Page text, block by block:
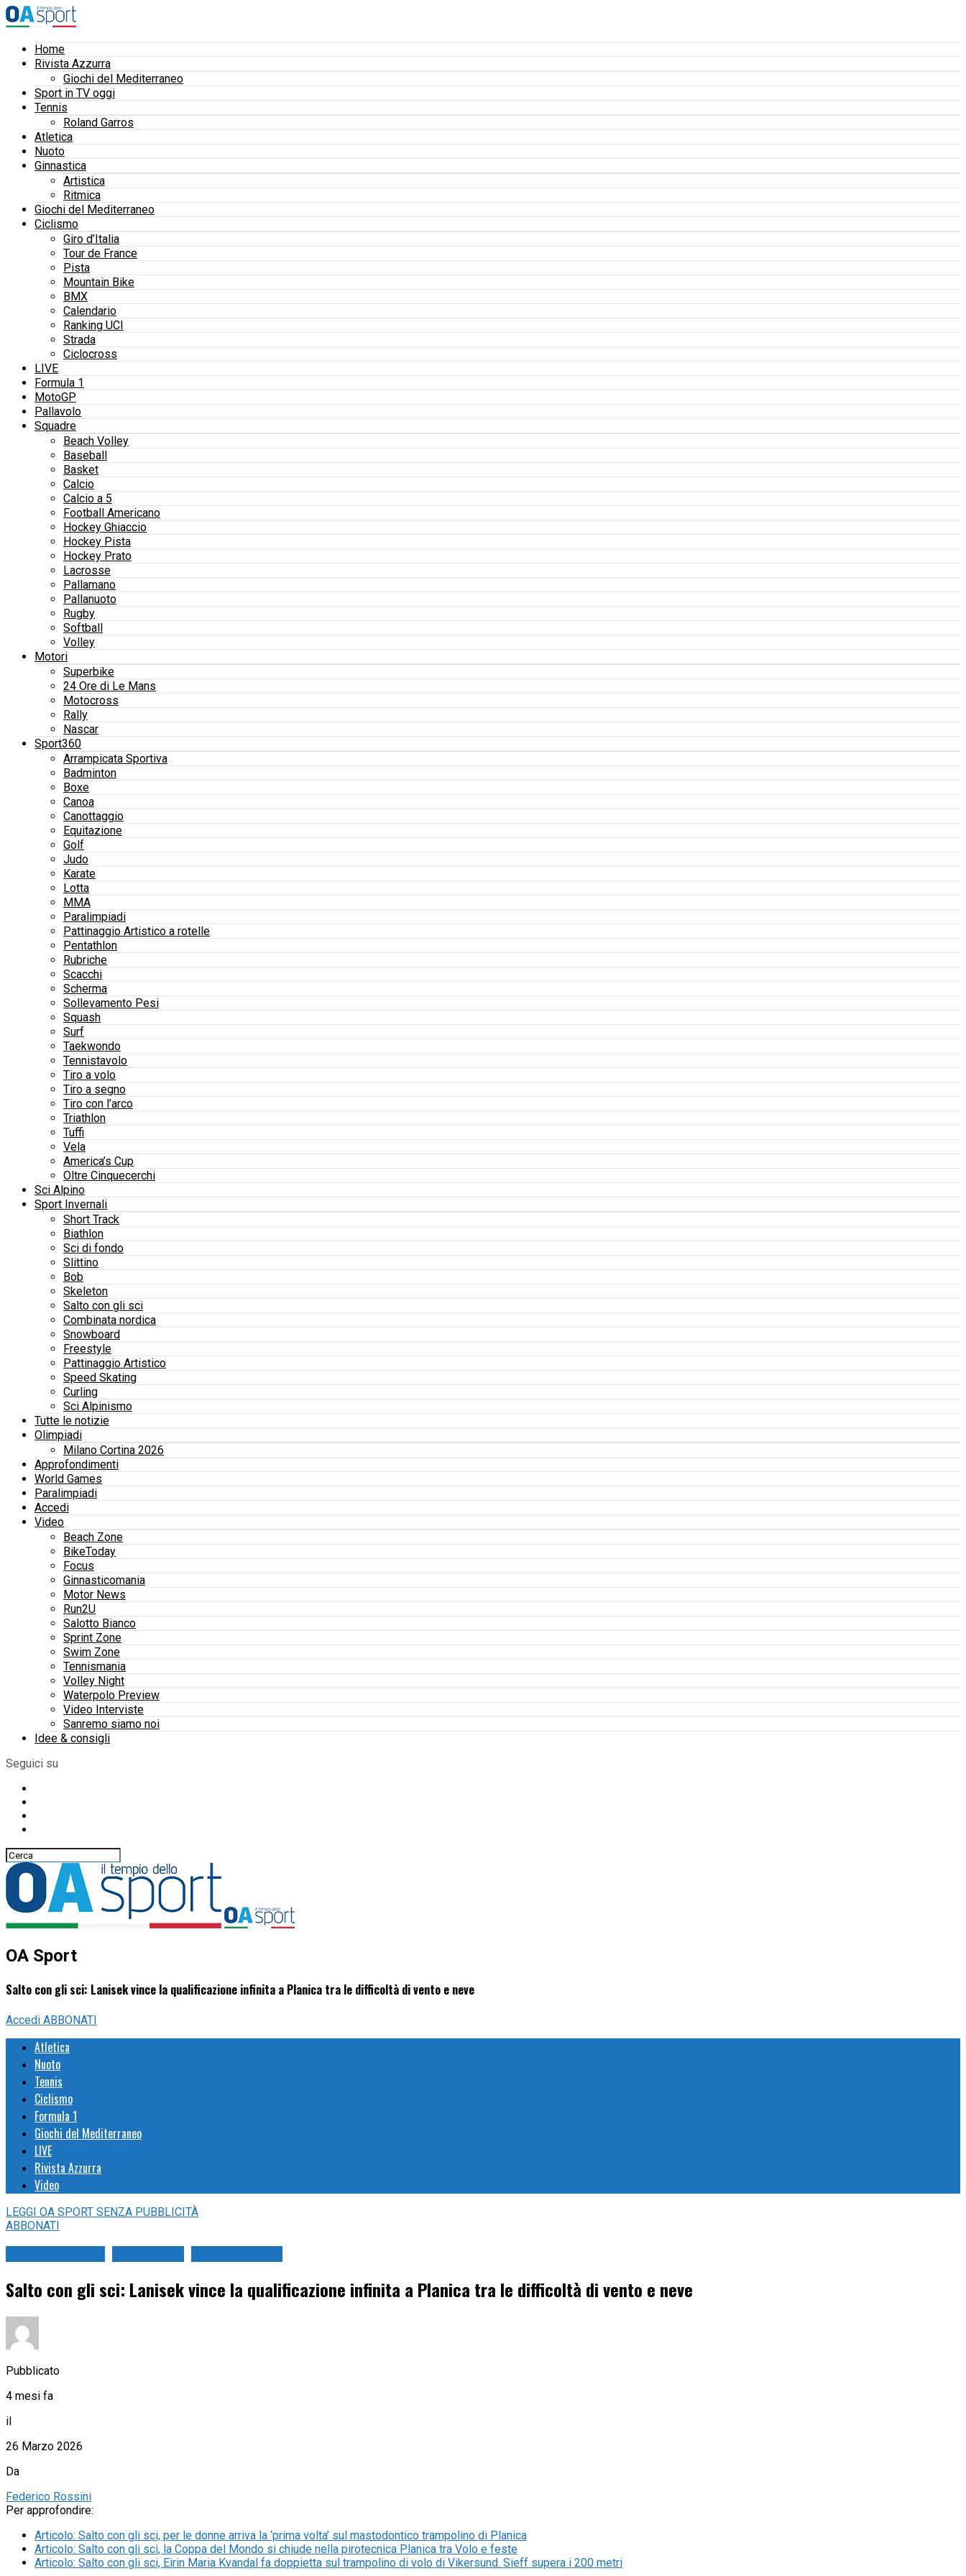
Home
Rivista Azzurra
Giochi del Mediterraneo
Sport in TV oggi
Tennis
Roland Garros
Atletica
Nuoto
Ginnastica
Artistica
Ritmica
Giochi del Mediterraneo
Ciclismo
Giro d’Italia
Tour de France
Pista
Mountain Bike
BMX
Calendario
Ranking UCI
Strada
Ciclocross
LIVE
Formula 1
MotoGP
Pallavolo
Squadre
Beach Volley
Baseball
Basket
Calcio
Calcio a 5
Football Americano
Hockey Ghiaccio
Hockey Pista
Hockey Prato
Lacrosse
Pallamano
Pallanuoto
Rugby
Softball
Volley
Motori
Superbike
24 Ore di Le Mans
Motocross
Rally
Nascar
Sport360
Arrampicata Sportiva
Badminton
Boxe
Canoa
Canottaggio
Equitazione
Golf
Judo
Karate
Lotta
MMA
Paralimpiadi
Pattinaggio Artistico a rotelle
Pentathlon
Rubriche
Scacchi
Scherma
Sollevamento Pesi
Squash
Surf
Taekwondo
Tennistavolo
Tiro a volo
Tiro a segno
Tiro con l’arco
Triathlon
Tuffi
Vela
America’s Cup
Oltre Cinquecerchi
Sci Alpino
Sport Invernali
Short Track
Biathlon
Sci di fondo
Slittino
Bob
Skeleton
Salto con gli sci
Combinata nordica
Snowboard
Freestyle
Pattinaggio Artistico
Speed Skating
Curling
Sci Alpinismo
Tutte le notizie
Olimpiadi
Milano Cortina 2026
Approfondimenti
World Games
Paralimpiadi
Accedi
Video
Beach Zone
BikeToday
Focus
Ginnasticomania
Motor News
Run2U
Salotto Bianco
Sprint Zone
Swim Zone
Tennismania
Volley Night
Waterpolo Preview
Video Interviste
Sanremo siamo noi
Idee & consigli
Seguici su
OA Sport
Salto con gli sci: Lanisek vince la qualificazione infinita a Planica tra le difficoltà di vento e neve
Accedi ABBONATI
Atletica
Nuoto
Tennis
Ciclismo
Formula 1
Giochi del Mediterraneo
LIVE
Rivista Azzurra
Video
LEGGI OA SPORT SENZA PUBBLICITÀ
ABBONATI
Salto con gli sci: Lanisek vince la qualificazione infinita a Planica tra le difficoltà di vento e neve
Pubblicato
4 mesi fa
il
26 Marzo 2026
Da
Federico Rossini
Per approfondire:
Articolo: Salto con gli sci, per le donne arriva la ‘prima volta’ sul mastodontico trampolino di Planica
Articolo: Salto con gli sci, la Coppa del Mondo si chiude nella pirotecnica Planica tra Volo e feste
Articolo: Salto con gli sci, Eirin Maria Kvandal fa doppietta sul trampolino di volo di Vikersund. Sieff supera i 200 metri